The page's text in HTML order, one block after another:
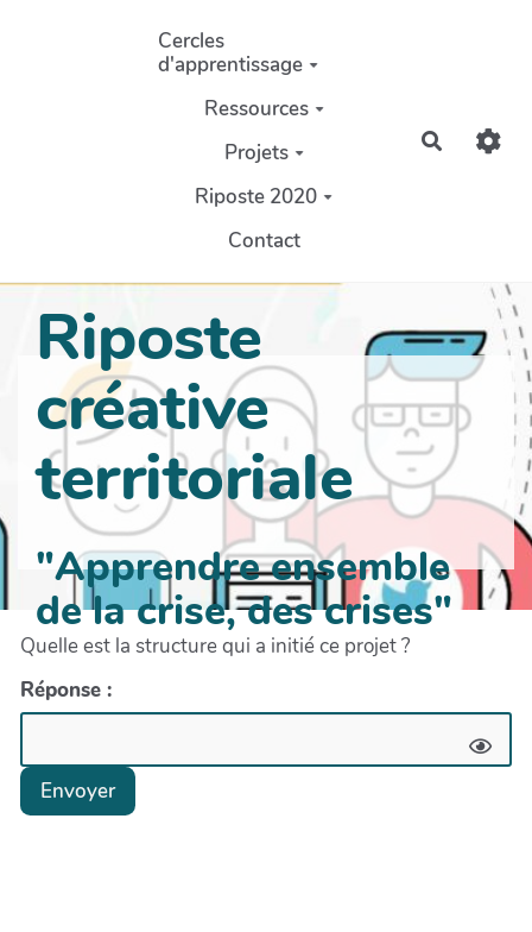
Aller au contenu principal
Cercles
d'apprentissage
Ressources
Projets
Riposte 2020
Contact
Riposte
créative
territoriale
"Apprendre ensemble
de la crise, des crises"
Quelle est la structure qui a initié ce projet ?
Réponse :
Envoyer